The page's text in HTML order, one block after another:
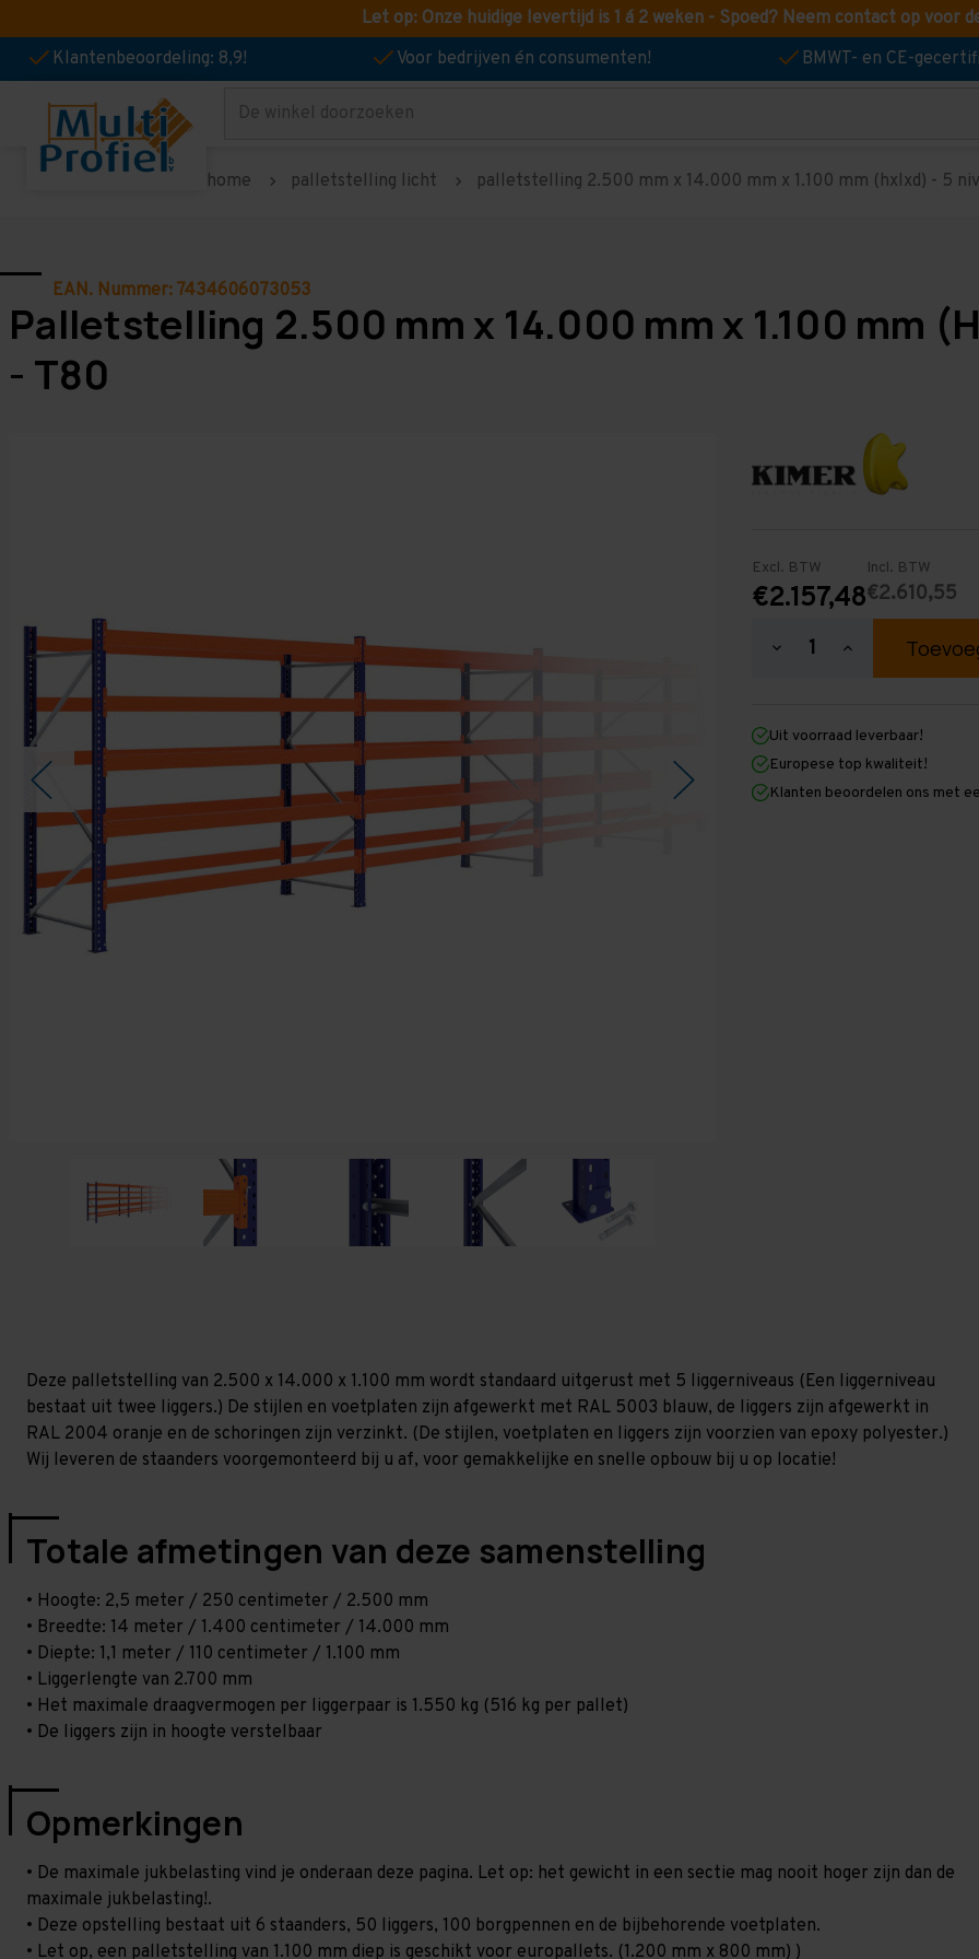
Let op: Onze huidige levertijd is 1 á 2 weken - Spoed? Neem contact op voor
Klantenbeoordeling: 8,9!
Voor bedrijven én consumenten! BMWT- en CE-
Zoeken
home palletstelling licht palletstelling 2.500 mm x 14.000 mm x 1.100 mm (hxlxd) - 5
EAN. Nummer: 7434606073053
Palletstelling 2.500 mm x 14.000 mm x 1.100 mm
- T80
Excl. BTW
€2.157,48
Incl. BTW
€2.610,55
Hoeveelheid
2.500
mm
x
14.000
mm
Hoeveelheid
verhogen
2.500
mm
x
14.000
mm
Uit voorraad leverbaar!
Europese top kwaliteit!
Klanten beoordelen ons met
Deze palletstelling van 2.500 x 14.000 x 1.100 mm wordt standaard uitgerust met 5 liggerniveaus (Een liggerniveau
bestaat uit twee liggers.) De stijlen en voetplaten zijn afgewerkt met RAL 5003 blauw, de liggers zijn afgewerkt in
RAL 2004 oranje en de schoringen zijn verzinkt. (De stijlen, voetplaten en liggers zijn voorzien van epoxy polyester.)
Wij leveren de staanders voorgemonteerd bij u af, voor gemakkelijke en snelle opbouw bij u op locatie!
Totale afmetingen van deze samenstelling
• Hoogte: 2,5 meter / 250 centimeter / 2.500 mm
• Breedte: 14 meter / 1.400 centimeter / 14.000 mm
• Diepte: 1,1 meter / 110 centimeter / 1.100 mm
• Liggerlengte van 2.700 mm
• Het maximale draagvermogen per liggerpaar is 1.550 kg (516 kg per pallet)
• De liggers zijn in hoogte verstelbaar
Opmerkingen
• De maximale jukbelasting vind je onderaan deze pagina. Let op: het gewicht in een sectie mag nooit hoger zijn dan de
maximale jukbelasting!.
• Deze opstelling bestaat uit 6 staanders, 50 liggers, 100 borgpennen en de bijbehorende voetplaten.
• Let op, een palletstelling van 1.100 mm diep is geschikt voor europallets. (1.200 mm x 800 mm) )